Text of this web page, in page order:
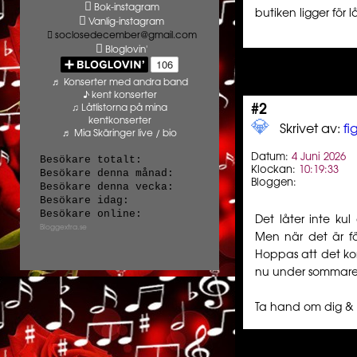
butiken ligger för
#2
💎️ ️️ Skrivet av:
Datum: 4 Juni 2026
Klockan:
10:19:33
Bloggen:
Det låter inte kul
Men när det är
Hoppas att det
nu under
Ta hand om dig
Bok-instagram
Vanlig-instagram
soclosedecember@gmail.com
Bloglovin'
♬ Konserter med andra band
♪ kent konserter
♫ Låtlistorna på mina
kentkonserter
♬ Mia Skäringer live / bio
Besökare totalt:
Besökare denna månad:
Besökare denna vecka:
Besökare idag:
Besökare online:
Bloggextra.se